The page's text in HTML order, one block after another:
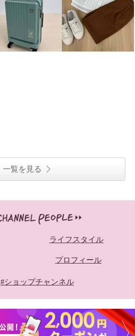
一覧を見る
ライフスタイル
プロフィール
#ショップチャンネル